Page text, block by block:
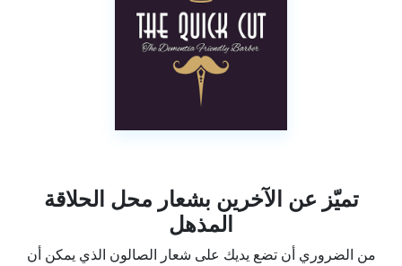
تميّز عن الآخرين بشعار محل الحلاقة
المذهل
من الضروري أن تضع يديك على شعار الصالون الذي يمكن أن